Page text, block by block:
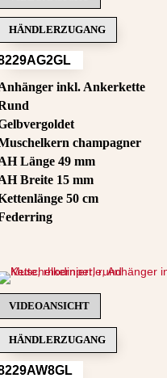
HÄNDLERZUGANG
inkl. Ankerkette
champagner
Länge 49 mm
Breite 15 mm
50 cm
VIDEOANSICHT
HÄNDLERZUGANG